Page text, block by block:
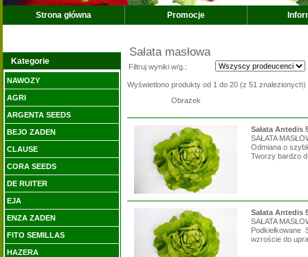
Strona główna Promocje
Kategorie
NAWOZY
AGRI
ARGENTA SEEDS
BEJO ZADEN
CLAUSE
CORA SEEDS
DE RUITER
EJA
ENZA ZADEN
FITO SEMILLAS
HAZERA
Sałata masłowa
Filtruj wyniki w/g.:
Wyświetlono produkty od 1 do20 (z51 znalezionych)
Obrazek
Sałata Antedis
SAŁATA
Odmiana o
Tworzy bardzo
Sałata Antedis
SAŁATA
Podkiełkowane
wzroście do